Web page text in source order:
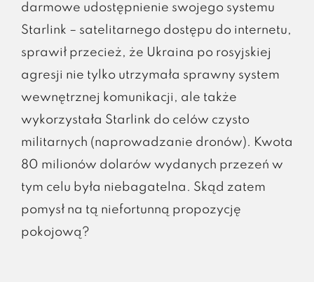
darmowe udostępnienie swojego systemu
Starlink – satelitarnego dostępu do internetu,
sprawił przecież, że Ukraina po rosyjskiej
agresji nie tylko utrzymała sprawny system
wewnętrznej komunikacji, ale także
wykorzystała Starlink do celów czysto
militarnych (naprowadzanie dronów). Kwota
80 milionów dolarów wydanych przezeń w
tym celu była niebagatelna. Skąd zatem
pomysł na tą niefortunną propozycję
pokojową?